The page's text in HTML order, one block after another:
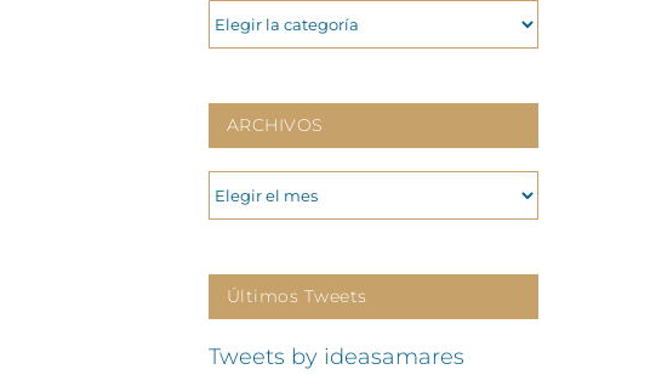
CATEGORIAS
ARCHIVOS
ARCHIVOS
Últimos Tweets
Tweets by ideasamares